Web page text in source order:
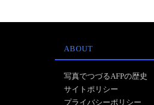
ABOUT
写真でつづるAFPの歴史
サイトポリシー
プライバシーポリシー